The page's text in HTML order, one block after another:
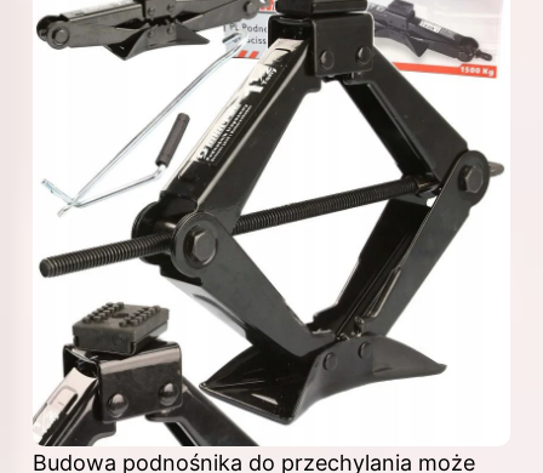
Budowa podnośnika do przechylania może